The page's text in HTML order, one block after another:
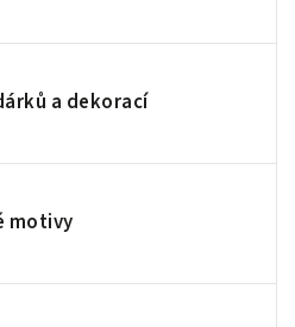
a dekorací
motivy